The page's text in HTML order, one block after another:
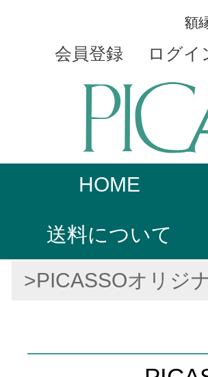
額
会員登録 ログイ
HOME
送料について
>PICASSOオリジ